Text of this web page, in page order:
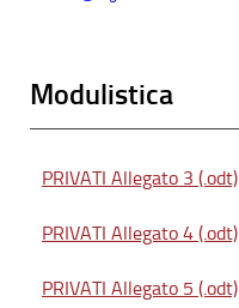
Modulistica
PRIVATI Allegato 3 (.odt)
PRIVATI Allegato 4 (.odt)
PRIVATI Allegato 5 (.odt)